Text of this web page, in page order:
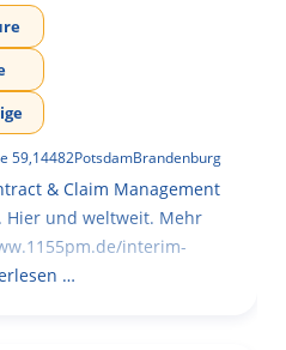
59,14482PotsdamBrandenburg
& Claim Management
und weltweit. Mehr
interim-
…